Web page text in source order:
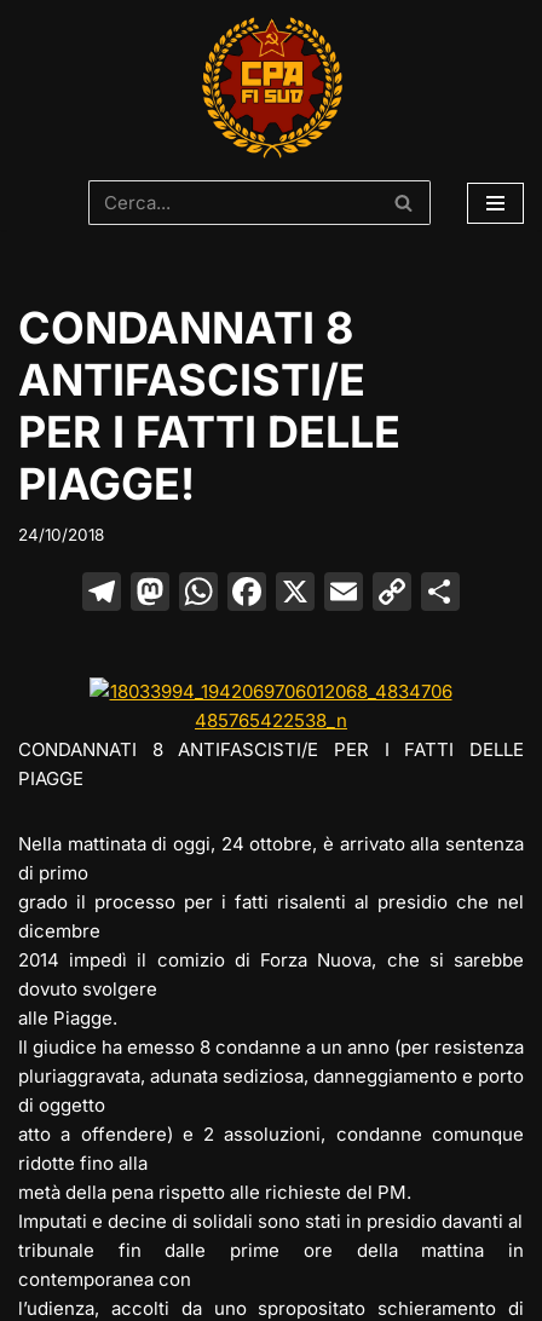
CONDANNATI 8
ANTIFASCISTI/E
PER I FATTI DELLE
PIAGGE!
24/10/2018
T
gr
a
M
o
d
W
s
A
F
e
b
k
X E
l
C
y
Li vi
CONDANNATI 8 ANTIFASCISTI/E PER I FATTI DELLE
PIAGGE
Nella mattinata di oggi, 24 ottobre, è arrivato alla sentenza
di primo
grado il processo per i fatti risalenti al presidio che nel
dicembre
2014 impedì il comizio di Forza Nuova, che si sarebbe
dovuto svolgere
alle Piagge.
Il giudice ha emesso 8 condanne a un anno (per resistenza
pluriaggravata, adunata sediziosa, danneggiamento e porto
di oggetto
atto a offendere) e 2 assoluzioni, condanne comunque
ridotte fino alla
metà della pena rispetto alle richieste del PM.
Imputati e decine di solidali sono stati in presidio davanti al
tribunale fin dalle prime ore della mattina in
contemporanea con
l’udienza, accolti da uno spropositato schieramento di